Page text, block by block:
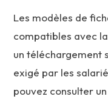
Les modèles de
compatibles avec
un téléchargement
exigé par les
pouvez consulter un